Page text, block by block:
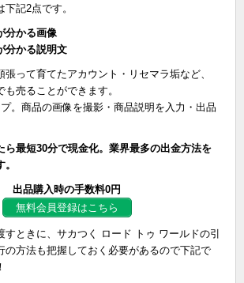
記2点です。
分かる画像
分かる説明文
って育てたアカウント・リセマラ垢など、
売ることができます。
。商品の画像を撮影・商品説明を入力・出品
ら最短30分で現金化。業界最多の出金方法を
出品購入時の手数料0円
無料会員登録はこちら
すときに、サカつく ロード トゥ ワールドの引
の方法も把握しておく必要があるので下記で